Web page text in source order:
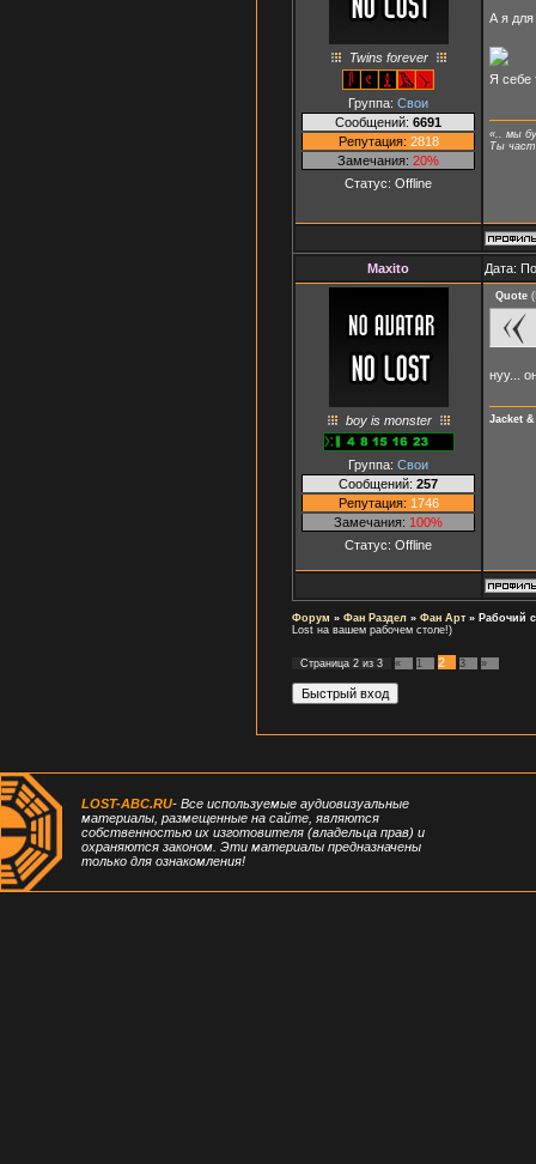
Twins forever
Группа: Свои
Сообщений: 6691
Репутация: 2818
Замечания: 20%
Статус: Offline
А я для
Я себе
«.. мы
Ты
Maxito Дата:
boy is monster
Группа: Свои
Сообщений: 257
Репутация: 1746
Замечания: 100%
Статус: Offline
Quote (
нуу...
Jacket
Форум » Фан Раздел » Фан Арт » Рабочий
Lost на вашем рабочем столе!)
Страница 2 из 3 « 1 2 3 »
LOST-ABC.RU- Все используемые аудиовизуальные
материалы, размещенные на сайте, являются
собственностью их изготовителя (владельца прав) и
охраняются законом. Эти материалы предназначены
только для ознакомления!